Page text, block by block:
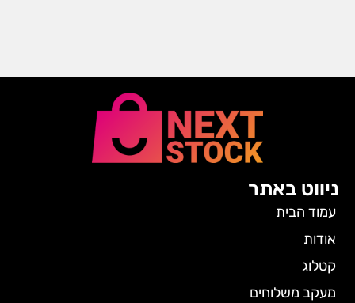
ניווט באתר
עמוד הבית
אודות
קטלוג
מעקב משלוחים